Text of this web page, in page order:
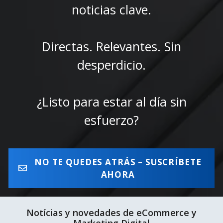
noticias clave.
Directas. Relevantes. Sin
desperdicio.
¿Listo para estar al día sin
esfuerzo?
NO TE QUEDES ATRÁS – SUSCRÍBETE
AHORA
Notícias y novedades de eCommerce y